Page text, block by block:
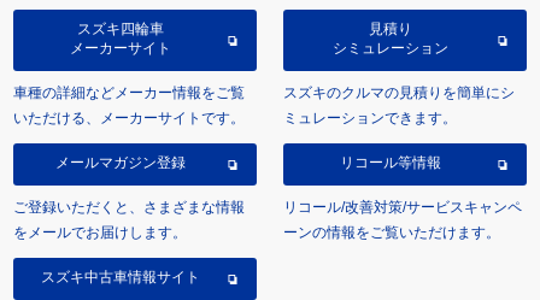
スズキ四輪車
メーカーサイト
車種の詳細などメーカー情報をご覧
いただける、メーカーサイトです。
見積り
シミュレーション
スズキのクルマの見積りを簡単にシ
ミュレーションできます。
メールマガジン登録
ご登録いただくと、さまざまな情報
をメールでお届けします。
リコール等情報
リコール/改善対策/サービスキャンペ
ーンの情報をご覧いただけます。
スズキ中古車情報サイト